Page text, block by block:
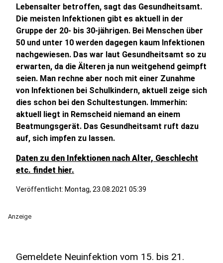
Lebensalter betroffen, sagt das Gesundheitsamt.
Die meisten Infektionen gibt es aktuell in der
Gruppe der 20- bis 30-jährigen. Bei Menschen über
50 und unter 10 werden dagegen kaum Infektionen
nachgewiesen. Das war laut Gesundheitsamt so zu
erwarten, da die Älteren ja nun weitgehend geimpft
seien. Man rechne aber noch mit einer Zunahme
von Infektionen bei Schulkindern, aktuell zeige sich
dies schon bei den Schultestungen. Immerhin:
aktuell liegt in Remscheid niemand an einem
Beatmungsgerät. Das Gesundheitsamt ruft dazu
auf, sich impfen zu lassen.
Daten zu den Infektionen nach Alter, Geschlecht
etc. findet hier.
Veröffentlicht: Montag, 23.08.2021 05:39
Anzeige
Gemeldete Neuinfektion vom 15. bis 21.